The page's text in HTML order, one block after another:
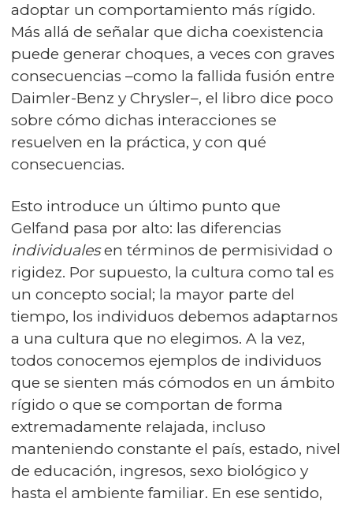
adoptar un comportamiento más rígido.
Más allá de señalar que dicha coexistencia
puede generar choques, a veces con graves
consecuencias –como la fallida fusión entre
Daimler-Benz y Chrysler–, el libro dice poco
sobre cómo dichas interacciones se
resuelven en la práctica, y con qué
consecuencias.
Esto introduce un último punto que
Gelfand pasa por alto: las diferencias
individualesen términos de permisividad o
rigidez. Por supuesto, la cultura como tal es
un concepto social; la mayor parte del
tiempo, los individuos debemos adaptarnos
a una cultura que no elegimos. A la vez,
todos conocemos ejemplos de in­di­vi­duos
que se sienten más cómodos en un ámbito
rígido o que se comportan de forma
extremadamente relajada, incluso
manteniendo constante el país, estado, nivel
de edu­ca­ción, ingresos, sexo biológico y
hasta el ambiente familiar. En ese sentido,